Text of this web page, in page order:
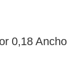
0,18 Ancho